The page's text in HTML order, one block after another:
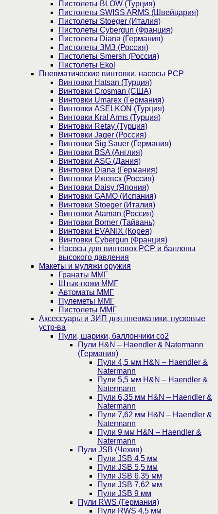
Пистолеты BLOW (Турция)
Пистолеты SWISS ARMS (Швейцария)
Пистолеты Stoeger (Италия)
Пистолеты Cybergun (Франция)
Пистолеты Diana (Германия)
Пистолеты ЗМЗ (Россия)
Пистолеты Smersh (Россия)
Пистолеты Ekol
Пневматические винтовки, насосы PCP
Винтовки Hatsan (Турция)
Винтовки Crosman (США)
Винтовки Umarex (Германия)
Винтовки ASELKON (Турция)
Винтовки Kral Arms (Турция)
Винтовки Retay (Турция)
Винтовки Jager (Россия)
Винтовки Sig Sauer (Германия)
Винтовки BSA (Англия)
Винтовки ASG (Дания)
Винтовки Diana (Германия)
Винтовки Ижевск (Россия)
Винтовки Daisy (Япония)
Винтовки GAMO (Испания)
Винтовки Stoeger (Италия)
Винтовки Ataman (Россия)
Винтовки Borner (Тайвань)
Винтовки EVANIX (Корея)
Винтовки Cybergun (Франция)
Насосы для винтовок PCP и баллоны
высокого давления
Макеты и муляжи оружия
Гранаты ММГ
Штык-ножи ММГ
Автоматы ММГ
Пулеметы ММГ
Пистолеты ММГ
Аксессуары и ЗИП для пневматики, пусковые
устр-ва
Пули, шарики, баллончики со2
Пули H&N – Haendler & Natermann
(Германия)
Пули 4,5 мм H&N – Haendler &
Natermann
Пули 5,5 мм H&N – Haendler &
Natermann
Пули 6,35 мм H&N – Haendler &
Natermann
Пули 7,62 мм H&N – Haendler &
Natermann
Пули 9 мм H&N – Haendler &
Natermann
Пули JSB (Чехия)
Пули JSB 4,5 мм
Пули JSB 5,5 мм
Пули JSB 6,35 мм
Пули JSB 7,62 мм
Пули JSB 9 мм
Пули RWS (Германия)
Пули RWS 4,5 мм